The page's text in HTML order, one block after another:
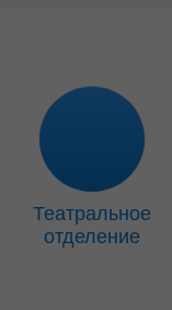
Театральное
отделение